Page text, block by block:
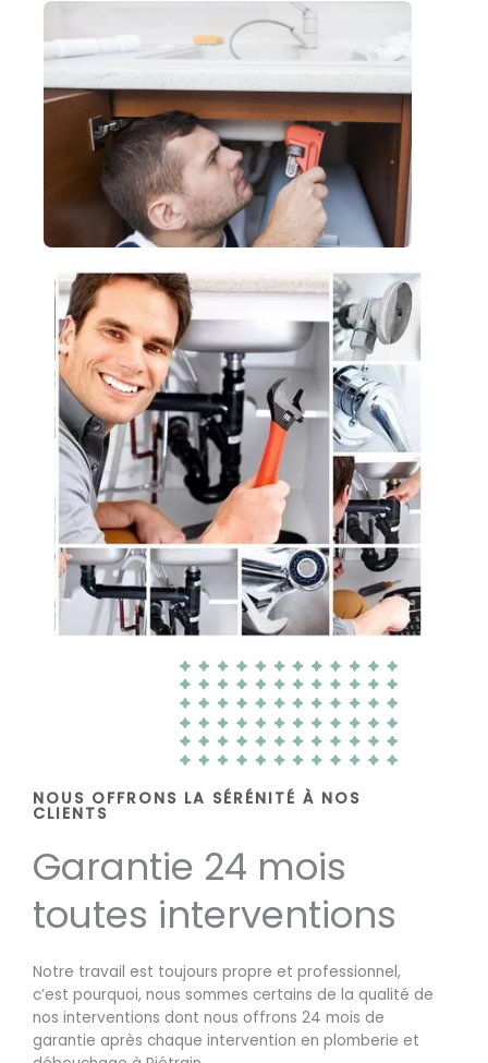
NOUS OFFRONS LA SÉRÉNITÉ À NOS
CLIENTS
Garantie 24 mois
toutes interventions
Notre travail est toujours propre et professionnel,
c’est pourquoi, nous sommes certains de la qualité de
nos interventions dont nous offrons 24 mois de
garantie après chaque intervention en plomberie et